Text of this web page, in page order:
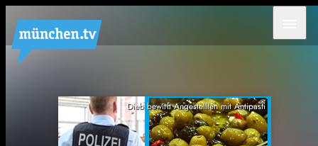
Dieb bewirft Angestellten mit Antipasti